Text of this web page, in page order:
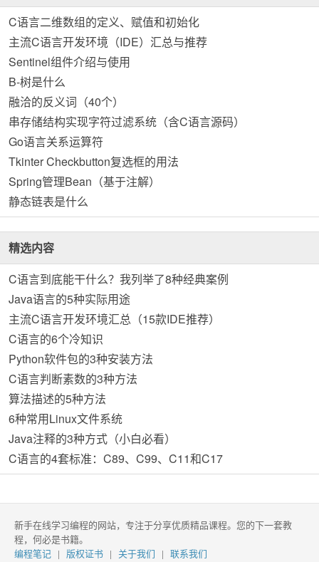
C语言二维数组的定义、赋值和初始化
主流C语言开发环境（IDE）汇总与推荐
Sentinel组件介绍与使用
B-树是什么
融洽的反义词（40个）
串存储结构实现字符过滤系统（含C语言源码）
Go语言关系运算符
Tkinter Checkbutton复选框的用法
Spring管理Bean（基于注解）
静态链表是什么
精选内容
C语言到底能干什么？我列举了8种经典案例
Java语言的5种实际用途
主流C语言开发环境汇总（15款IDE推荐）
C语言的6个冷知识
Python软件包的3种安装方法
C语言判断素数的3种方法
算法描述的5种方法
6种常用Linux文件系统
Java注释的3种方式（小白必看）
C语言的4套标准：C89、C99、C11和C17
新手在线学习编程的网站，专注于分享优质精品课程。您的下一套教
程，何必是书籍。
编程笔记 | 版权证书 | 关于我们 | 联系我们